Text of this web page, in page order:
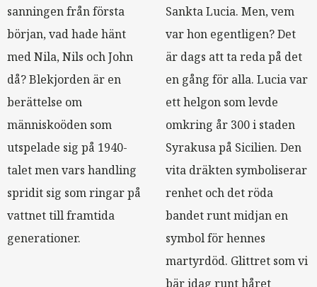
sanningen från första
början, vad hade hänt
med Nila, Nils och John
då? Blekjorden är en
berättelse om
människoöden som
utspelade sig på 1940-
talet men vars handling
spridit sig som ringar på
vattnet till framtida
generationer.
Sankta Lucia. Men, vem
var hon egentligen? Det
är dags att ta reda på det
en gång för alla. Lucia var
ett helgon som levde
omkring år 300 i staden
Syrakusa på Sicilien. Den
vita dräkten symboliserar
renhet och det röda
bandet runt midjan en
symbol för hennes
martyrdöd. Glittret som vi
bär idag runt håret